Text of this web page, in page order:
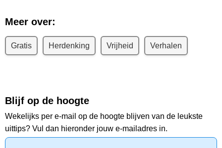
Meer over:
Gratis Herdenking Vrijheid Verhalen
Blijf op de hoogte
Wekelijks per e-mail op de hoogte blijven van de leukste
uittips? Vul dan hieronder jouw e-mailadres in.